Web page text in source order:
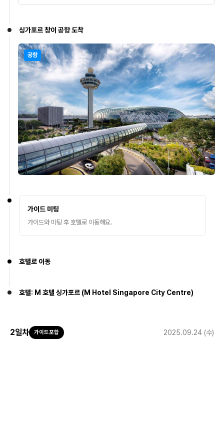
싱가포르 창이 공항 도착
공항
가이드 미팅
가이드와 미팅 후 호텔로 이동해요.
호텔로 이동
호텔: M 호텔 싱가포르 (M Hotel Singapore City Centre)
2일차 가이드포함 2025.09.24 (수)